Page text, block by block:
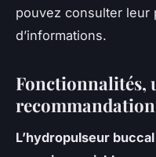
pouvez consulter leur
d’informations.
Fonctionnalités,
L’hydropulseur buccal